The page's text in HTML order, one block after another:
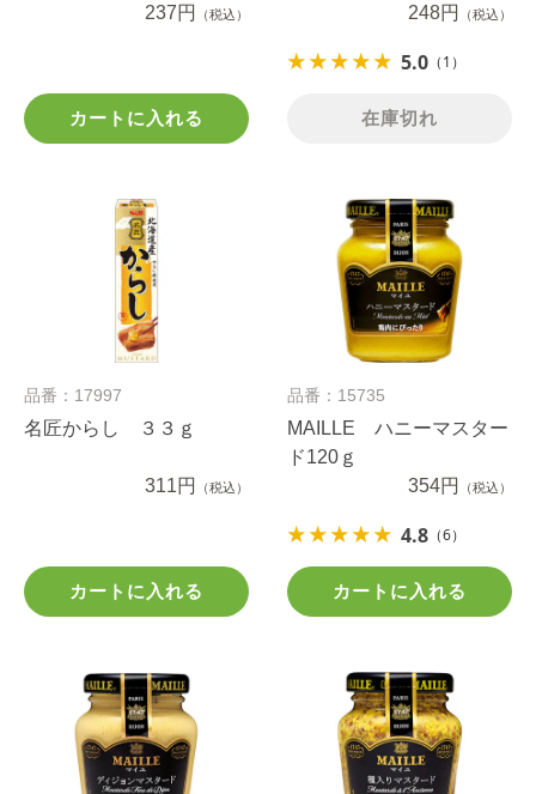
237円 （税込）
カートに入れる
248円
（税込）
5.0 （1）
在庫切れ
品番：17997
名匠からし ３３ｇ
311円 （税込）
カートに入れる
品番：15735
MAILLE ハニーマスター
ド120ｇ
354円
（税込）
4.8 （6）
カートに入れる